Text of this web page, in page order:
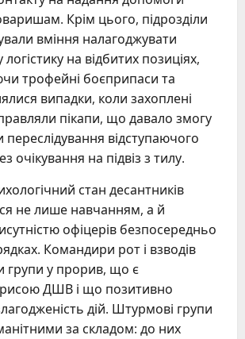
Крім цього, підрозділи
вміння налагоджувати
на відбитих позиціях,
трофейні боєприпаси та
випадки, коли захоплені
пікапи, що давало змогу
відступаючого
очікування на підвіз з тилу.
стан десантників
не лише навчанням, а й
офіцерів безпосередньо
Командири рот і взводів
групи у прорив, що є
ДШВ і що позитивно
дій. Штурмові групи
за складом: до них